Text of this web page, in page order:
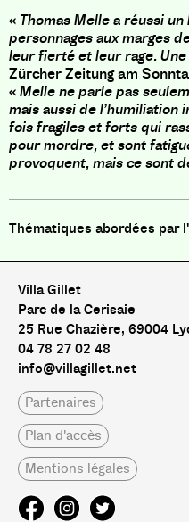
« Thomas Melle a réussi
personnages aux marges
leur fierté et leur rage.
Zürcher Zeitung am
«Melle ne parle pas
mais aussi de l’humiliation
fois fragiles et forts qui
pour mordre, et sont
provoquent, mais ce sont
Villa Gillet
Parc de la Cerisaie
25 Rue Chazière, 69004
04 78 27 02 48
info@villagillet.net
Partenaires
Plan d'accès
Mentions légales